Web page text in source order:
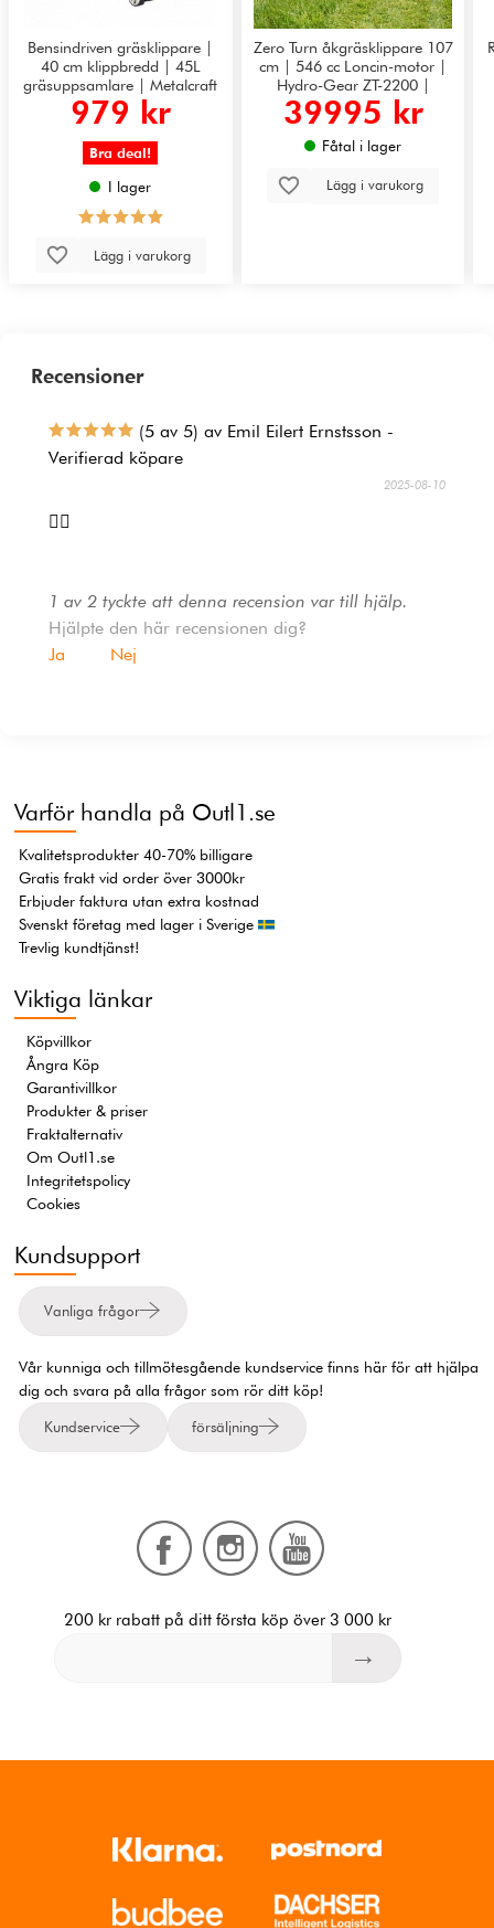
Bensindriven gräsklippare |
40 cm klippbredd | 45L
gräsuppsamlare | Metalcraft
979 kr
Bra deal!
I lager
Lägg i varukorg
Zero Turn åkgräsklippare 107
cm | 546 cc Loncin-motor |
Hydro-Gear ZT-2200 |
GMZT42ML
39995 kr
Fåtal i lager
Lägg i varukorg
Recensioner
(5 av 5) av Emil Eilert Ernstsson -
Verifierad köpare
2025-08-10
👍🏻
1 av 2 tyckte att denna recension var till hjälp.
Hjälpte den här recensionen dig?
Ja
Nej
Varför handla på Outl1.se
Kvalitetsprodukter 40-70% billigare
Gratis frakt vid order över 3000kr
Erbjuder faktura utan extra kostnad
Svenskt företag med lager i Sverige
Trevlig kundtjänst!
Viktiga länkar
Köpvillkor
Ångra Köp
Garantivillkor
Produkter & priser
Fraktalternativ
Om Outl1.se
Integritetspolicy
Cookies
Kundsupport
Vanliga frågor
Vår kunniga och tillmötesgående kundservice finns här för att hjälpa
dig och svara på alla frågor som rör ditt köp!
Kundservice försäljning
200 kr rabatt på ditt första köp över 3 000 kr